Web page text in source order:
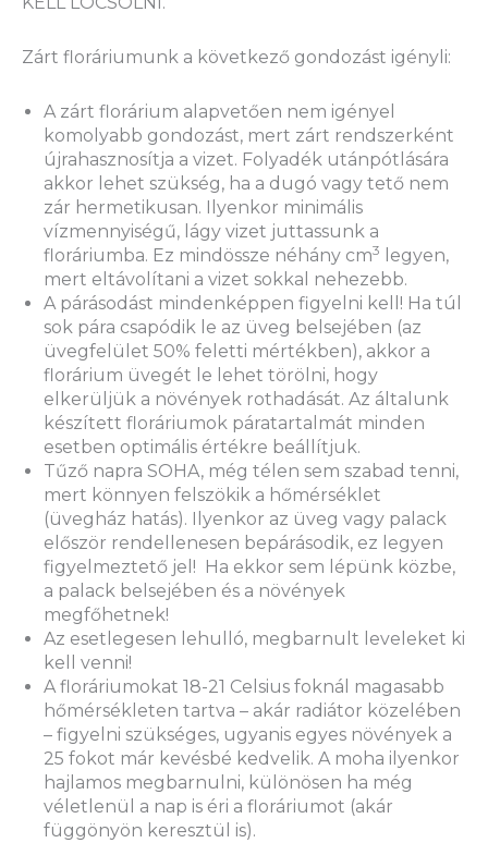
Zárt floráriumunk a következő gondozást igényli:
A zárt florárium alapvetően nem igényel
komolyabb gondozást, mert zárt rendszerként
újrahasznosítja a vizet. Folyadék utánpótlására
akkor lehet szükség, ha a dugó vagy tető nem
zár hermetikusan. Ilyenkor minimális
vízmennyiségű, lágy vizet juttassunk a
floráriumba. Ez mindössze néhány cm3
legyen,
mert eltávolítani a vizet sokkal nehezebb.
A párásodást mindenképpen figyelni kell! Ha túl
sok pára csapódik le az üveg belsejében (az
üvegfelület 50% feletti mértékben), akkor a
florárium üvegét le lehet törölni, hogy
elkerüljük a növények rothadását. Az általunk
készített floráriumok páratartalmát minden
esetben optimális értékre beállítjuk.
Tűző napra SOHA, még télen sem szabad tenni,
mert könnyen felszökik a hőmérséklet
(üvegház hatás). Ilyenkor az üveg vagy palack
először rendellenesen bepárásodik, ez legyen
figyelmeztető jel! Ha ekkor sem lépünk közbe,
a palack belsejében és a növények
megfőhetnek!
Az esetlegesen lehulló, megbarnult leveleket ki
kell venni!
A floráriumokat 18-21 Celsius foknál magasabb
hőmérsékleten tartva – akár radiátor közelében
– figyelni szükséges, ugyanis egyes növények a
25 fokot már kevésbé kedvelik. A moha ilyenkor
hajlamos megbarnulni, különösen ha még
véletlenül a nap is éri a floráriumot (akár
függönyön keresztül is).